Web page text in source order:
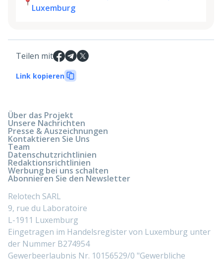
Luxemburg
Teilen mit
Link kopieren
Über das Projekt
Unsere Nachrichten
Presse & Auszeichnungen
Kontaktieren Sie Uns
Team
Datenschutzrichtlinien
Redaktionsrichtlinien
Werbung bei uns schalten
Abonnieren Sie den Newsletter
Relotech SARL
9, rue du Laboratoire
L-1911 Luxemburg
Eingetragen im Handelsregister von Luxemburg unter
der Nummer B274954
Gewerbeerlaubnis Nr. 10156529/0 "Gewerbliche